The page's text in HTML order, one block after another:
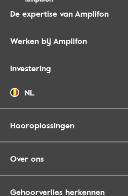
De expertise van Amplifon
Werken bij Amplifon
Investering
NL
Hooroplossingen
Over ons
Gehoorverlies herkennen